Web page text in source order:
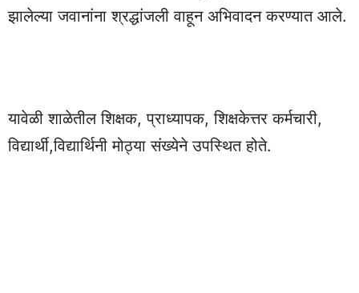
झालेल्या जवानांना श्रद्धांजली वाहून अभिवादन करण्यात आले.
यावेळी शाळेतील शिक्षक, प्राध्यापक, शिक्षकेत्तर कर्मचारी,
विद्यार्थी,विद्यार्थिनी मोठ्या संख्येने उपस्थित होते.